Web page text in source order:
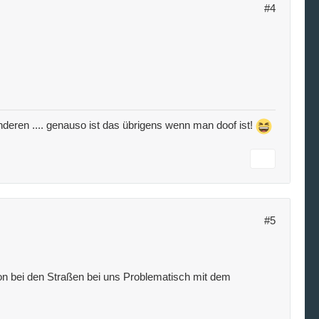
#4
.... genauso ist das übrigens wenn man doof ist!
#5
bei den Straßen bei uns Problematisch mit dem